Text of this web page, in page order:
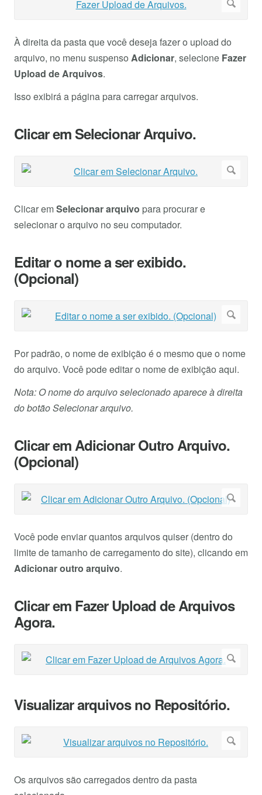
À direita da pasta que você deseja fazer o upload do
arquivo, no menu suspenso Adicionar, selecione Fazer
Upload de Arquivos.
Isso exibirá a página para carregar arquivos.
Clicar em Selecionar Arquivo.
Clicar emSelecionar arquivo para procurar e
selecionar o arquivo no seu computador.
Editar o nome a ser exibido.
(Opcional)
Por padrão, o nome de exibição é o mesmo que o nome
do arquivo. Você pode editar o nome de exibição aqui.
Nota: O nome do arquivo selecionado aparece à direita
do botão Selecionar arquivo.
Clicar em Adicionar Outro Arquivo.
(Opcional)
Você pode enviar quantos arquivos quiser (dentro do
limite de tamanho de carregamento do site), clicando em
Adicionar outro arquivo.
Clicar em Fazer Upload de Arquivos
Agora.
Visualizar arquivos no Repositório.
Os arquivos são carregados dentro da pasta